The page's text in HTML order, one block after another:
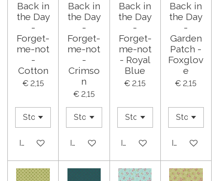
Back in
the Day
-
Forget-
me-not
-
Cotton
€ 2,15
In winkelwagen
Back in
the Day
-
Forget-
me-not
-
Crimso
n
€ 2,15
In winkelwagen
Back in
the Day
-
Forget-
me-not
- Royal
Blue
€ 2,15
In winkelwagen
Back in
the Day
-
Garden
Patch -
Foxglov
e
€ 2,15
In